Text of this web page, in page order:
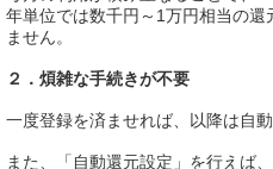
年単位では数千円～1万円相当の還
ません。
２．煩雑な手続きが不要
一度登録を済ませれば、以降は自
また、「自動還元設定」を行えば